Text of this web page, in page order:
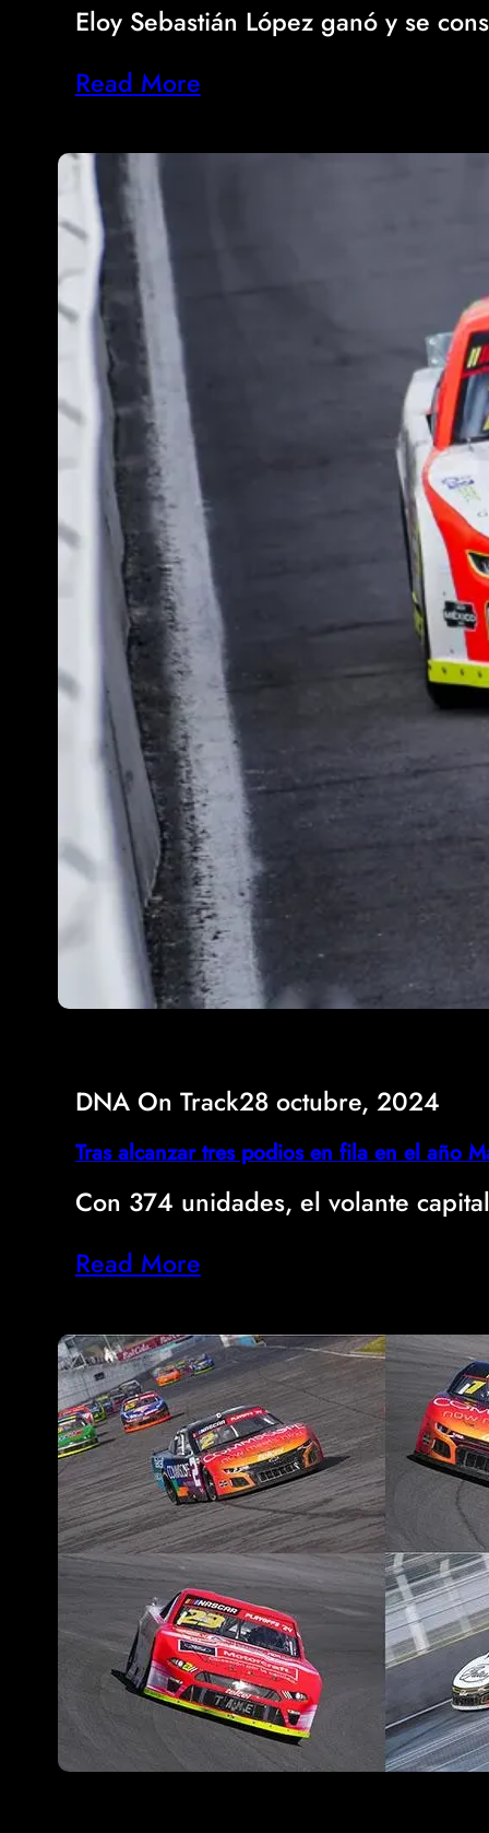
Eloy Sebastián López ganó y se
Read More
DNA On Track28 octubre, 2024
Tras alcanzar tres podios en fila en el año
Con 374 unidades, el volante
Read More